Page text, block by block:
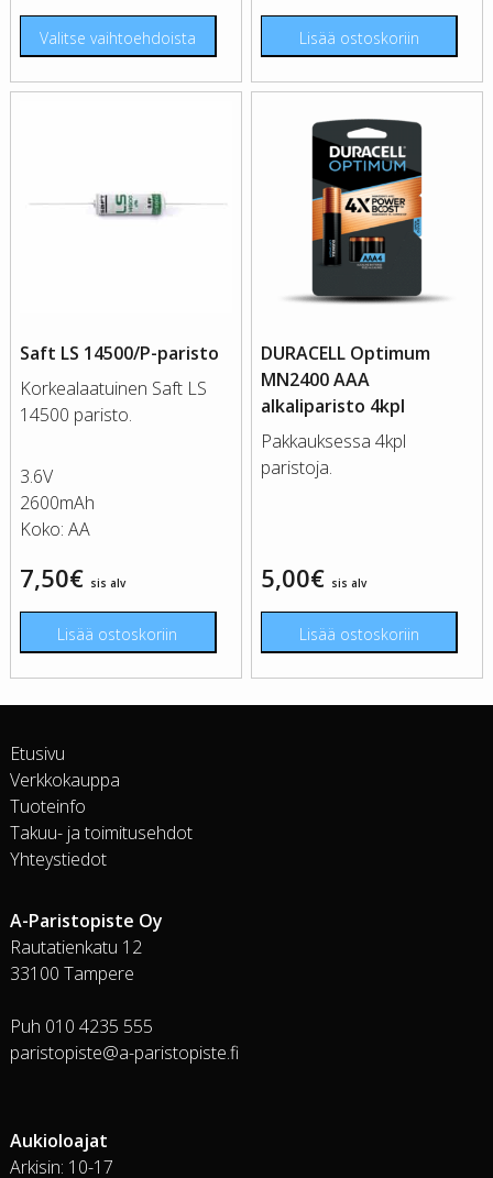
Valitse vaihtoehdoista Lisää ostoskoriin
Saft LS 14500/P-paristo
Korkealaatuinen Saft LS
14500 paristo.
3.6V
2600mAh
Koko: AA
7,50€ sis alv
Lisää ostoskoriin
DURACELL Optimum
MN2400 AAA
alkaliparisto 4kpl
Pakkauksessa 4kpl
paristoja.
5,00€ sis alv
Lisää ostoskoriin
Etusivu
Verkkokauppa
Tuoteinfo
Takuu- ja toimitusehdot
Yhteystiedot
A-Paristopiste Oy
Rautatienkatu 12
33100 Tampere
Puh 010 4235 555
paristopiste@a-paristopiste.fi
Aukioloajat
Arkisin: 10-17